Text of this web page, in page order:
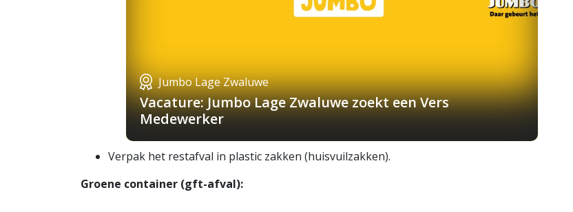
Jumbo Lage Zwaluwe
Vacature: Jumbo Lage Zwaluwe zoekt een Vers
Medewerker
Verpak het restafval in plastic zakken (huisvuilzakken).
Groene container (gft-afval):